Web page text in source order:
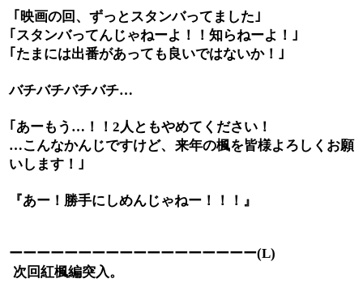
｢映画の回、ずっとスタンバってました｣
｢スタンバってんじゃねーよ！！知らねーよ！｣
｢たまには出番があっても良いではないか！｣
バチバチバチバチ…
｢あーもう … ！！2人ともやめてください！
…こんなかんじですけど、来年の楓を皆様よろしくお願
いします！｣
『あー！勝手にしめんじゃねー！！！』
ーーーーーーーーーーーーーーーーーー(L)
次回紅楓編突入。